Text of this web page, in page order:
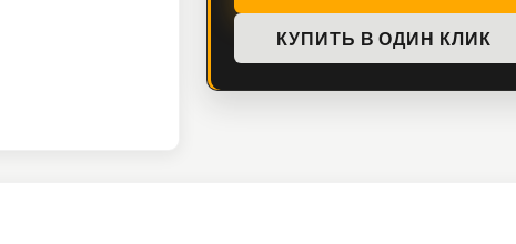
КУПИТЬ В ОДИН КЛИК